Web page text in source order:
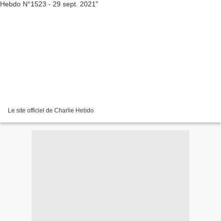
Le site officiel de Charlie Hebdo